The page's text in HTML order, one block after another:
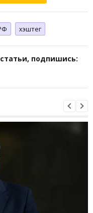
хэштег
подпишись: